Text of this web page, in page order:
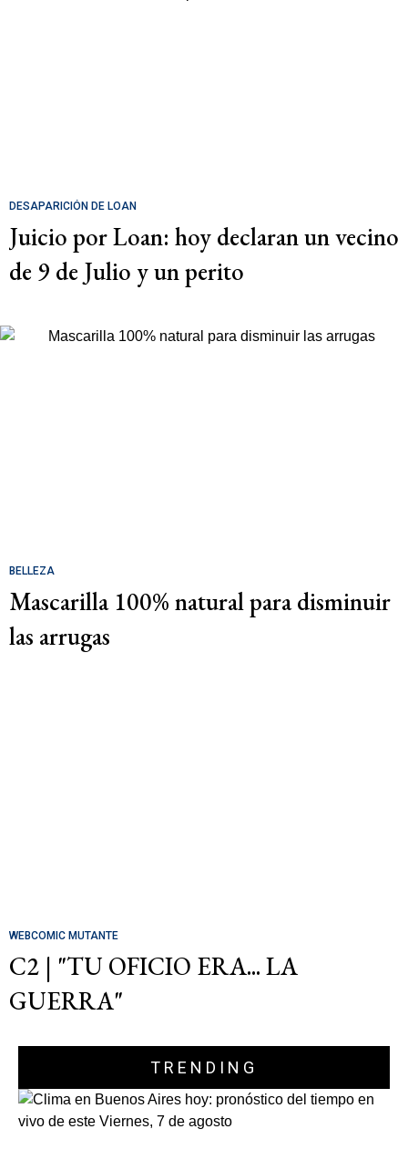
DESAPARICIÓN DE LOAN
Juicio por Loan: hoy declaran un vecino
de 9 de Julio y un perito
BELLEZA
Mascarilla 100% natural para disminuir
las arrugas
WEBCOMIC MUTANTE
C2 | "TU OFICIO ERA... LA
GUERRA"
TRENDING